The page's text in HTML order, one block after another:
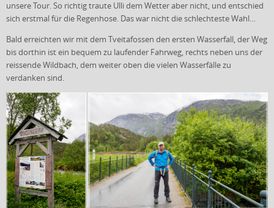
unsere Tour. So richtig traute Ulli dem Wetter aber nicht, und entschied
sich erstmal für die Regenhose. Das war nicht die schlechteste Wahl…
Bald erreichten wir mit dem Tveitafossen den ersten Wasserfall, der Weg
bis dorthin ist ein bequem zu laufender Fahrweg, rechts neben uns der
reissende Wildbach, dem weiter oben die vielen Wasserfälle zu
verdanken sind.